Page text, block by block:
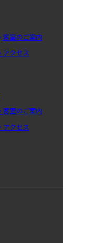
客室のご案内
アクセス
客室のご案内
アクセス